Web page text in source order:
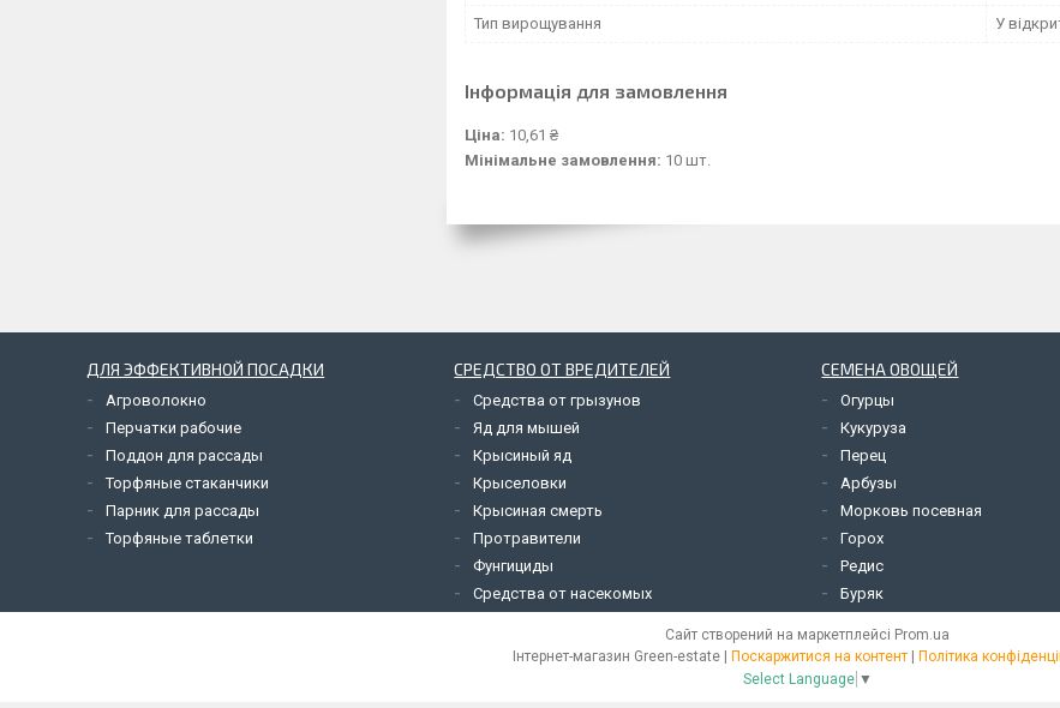
Тип вирощування У
Інформація для замовлення
Ціна: 10,61 ₴
Мінімальне замовлення: 10 шт.
ДЛЯ ЭФФЕКТИВНОЙ ПОСАДКИ
Агроволокно
Перчатки рабочие
Поддон для рассады
Торфяные стаканчики
Парник для рассады
Торфяные таблетки
СРЕДСТВО ОТ ВРЕДИТЕЛЕЙ
Средства от грызунов
Яд для мышей
Крысиный яд
Крыселовки
Крысиная смерть
Протравители
Фунгициды
Средства от насекомых
СЕМЕНА ОВОЩЕЙ
Огурцы
Кукуруза
Перец
Арбузы
Морковь посевная
Горох
Редис
Буряк
Сайт створений на маркетплейсі Prom.ua
Інтернет-магазин Green-estate | Поскаржитися на контент | Політика
Select Language ▼